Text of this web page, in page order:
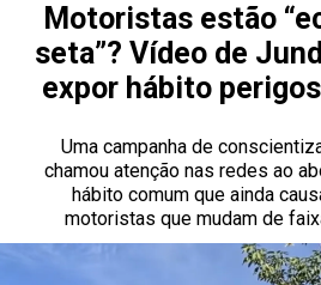
Motoristas estão
seta”? Vídeo de
expor hábito
Uma campanha de
chamou atenção nas redes ao
hábito comum que ainda
motoristas que mudam de